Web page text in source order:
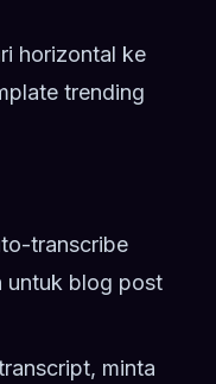
horizontal ke
trending
transcribe
untuk blog post
minta